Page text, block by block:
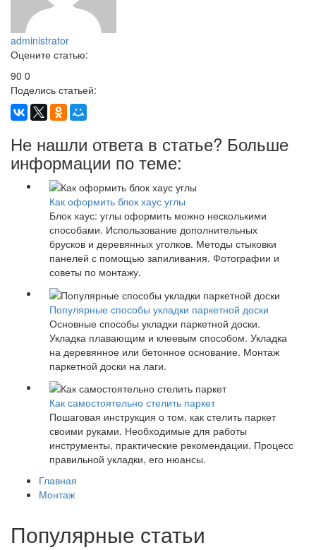
administrator
Оцените статью:
90 0
Поделись статьей:
Не нашли ответа в статье? Больше
информации по теме:
Как оформить блок хаус углы
Блок хаус: углы оформить можно несколькими
способами. Использование дополнительных
брусков и деревянных уголков. Методы стыковки
панелей с помощью запиливания. Фотографии и
советы по монтажу.
Популярные способы укладки паркетной доски
Основные способы укладки паркетной доски.
Укладка плавающим и клеевым способом. Укладка
на деревянное или бетонное основание. Монтаж
паркетной доски на лаги.
Как самостоятельно стелить паркет
Пошаговая инструкция о том, как стелить паркет
своими руками. Необходимые для работы
инструменты, практические рекомендации. Процесс
правильной укладки, его нюансы.
Главная
Монтаж
Популярные статьи